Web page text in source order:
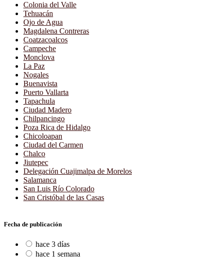
Colonia del Valle
Tehuacán
Ojo de Agua
Magdalena Contreras
Coatzacoalcos
Campeche
Monclova
La Paz
Nogales
Buenavista
Puerto Vallarta
Tapachula
Ciudad Madero
Chilpancingo
Poza Rica de Hidalgo
Chicoloapan
Ciudad del Carmen
Chalco
Jiutepec
Delegación Cuajimalpa de Morelos
Salamanca
San Luis Río Colorado
San Cristóbal de las Casas
Fecha de publicación
hace 3 días
hace 1 semana